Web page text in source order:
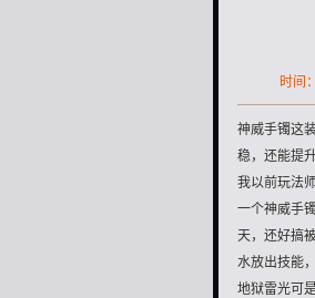
时间
神威手镯这
稳，还能提
我以前玩法
一个神威手
天，还好搞
水放出技能
地狱雷光可